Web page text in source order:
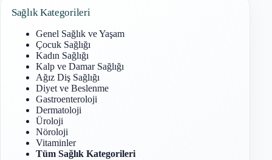
Sağlık Kategorileri
Genel Sağlık ve Yaşam
Çocuk Sağlığı
Kadın Sağlığı
Kalp ve Damar Sağlığı
Ağız Diş Sağlığı
Diyet ve Beslenme
Gastroenteroloji
Dermatoloji
Üroloji
Nöroloji
Vitaminler
Tüm Sağlık Kategorileri